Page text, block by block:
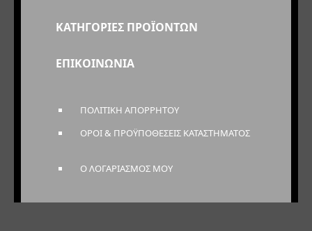
ΚΑΤΗΓΟΡΙΕΣ ΠΡΟΪΟΝΤΩΝ
ΕΠΙΚΟΙΝΩΝΙΑ
ΠΟΛΙΤΙΚΗ ΑΠΟΡΡΗΤΟΥ
ΟΡΟΙ & ΠΡΟΫΠΟΘΕΣΕΙΣ ΚΑΤΑΣΤΗΜΑΤΟΣ
Ο ΛΟΓΑΡΙΑΣΜΟΣ ΜΟΥ